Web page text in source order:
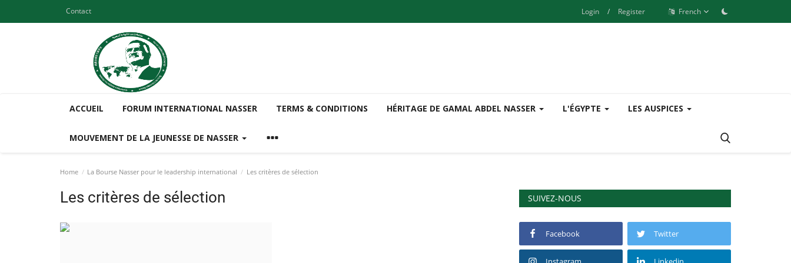
Contact Login / Register French
ACCUEIL FORUM INTERNATIONAL NASSER TERMS & CONDITIONS HÉRITAGE DE GAMAL ABDEL NASSER L'ÉGYPTE LES AUSPICES
MOUVEMENT DE LA JEUNESSE DE NASSER
Home La Bourse Nasser pour le leadership international Les critères de sélection
Les critères de sélection SUIVEZ-NOUS
Facebook Twitter